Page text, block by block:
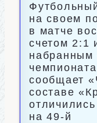
на своем
в матче
счетом 2:1
набранным
сообщает
составе
на 49-й